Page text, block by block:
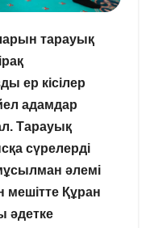
тарауық
ер кісілер
адамдар
Тарауық
сүрелерді
әлемі
мешітте Құран
әдетке